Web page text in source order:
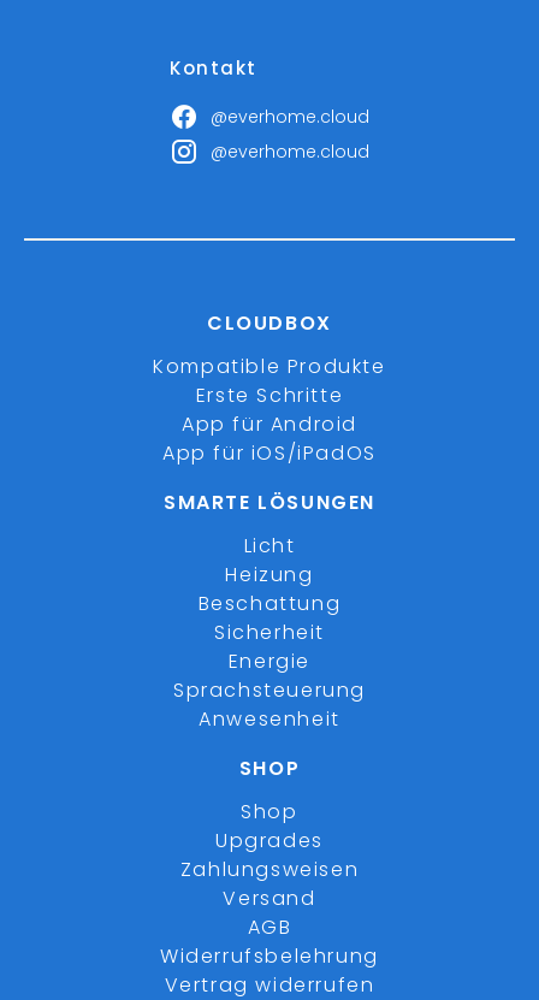
Kontakt
@everhome.cloud
@everhome.cloud
CLOUDBOX
Kompatible Produkte
Erste Schritte
App für Android
App für iOS/iPadOS
SMARTE LÖSUNGEN
Licht
Heizung
Beschattung
Sicherheit
Energie
Sprachsteuerung
Anwesenheit
SHOP
Shop
Upgrades
Zahlungsweisen
Versand
AGB
Widerrufsbelehrung
Vertrag widerrufen